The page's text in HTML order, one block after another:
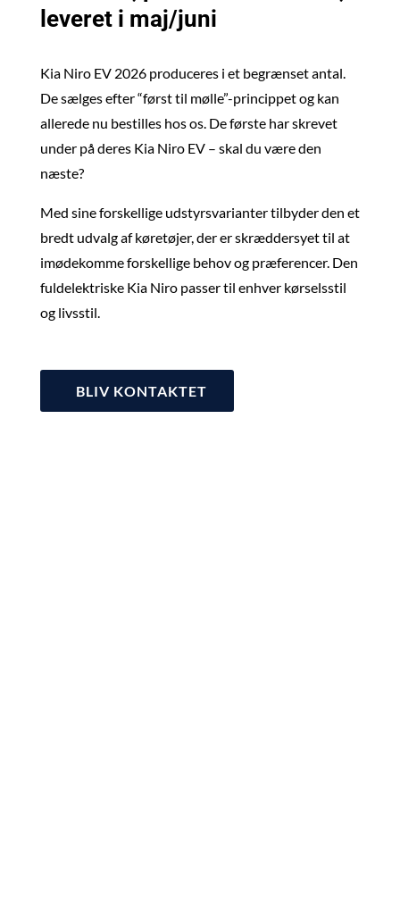
leveret i maj/juni
Kia Niro EV 2026 produceres i et begrænset antal.
De sælges efter “først til mølle”-princippet og kan
allerede nu bestilles hos os. De første har skrevet
under på deres Kia Niro EV – skal du være den
næste?
Med sine forskellige udstyrsvarianter tilbyder den et
bredt udvalg af køretøjer, der er skræddersyet til at
imødekomme forskellige behov og præferencer. Den
fuldelektriske Kia Niro passer til enhver kørselsstil
og livsstil.
BLIV KONTAKTET